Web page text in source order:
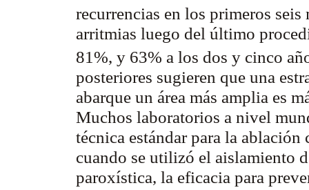
recurrencias en los primeros seis
arritmias luego del último
81%, y 63% a los dos y cinco
posteriores sugieren que una
abarque un área más amplia es
Muchos laboratorios a nivel
técnica estándar para la
cuando se utilizó el aislamiento
paroxística, la eficacia para